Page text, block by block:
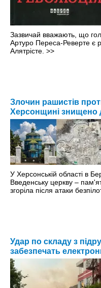
Зазвичай вважають, що
Артуро Переса-Реверте є
Алятрісте. >>
Злочин рашистів
Херсонщині знищено
У Херсонській області в
Введенську церкву –
згоріла після атаки
Удар по складу з
забезпечать